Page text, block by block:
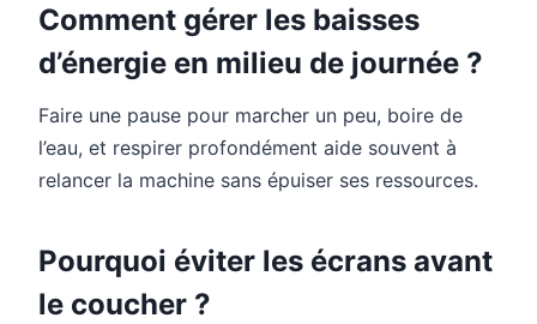
Comment gérer les baisses
d’énergie en milieu de journée ?
Faire une pause pour marcher un peu, boire de
l’eau, et respirer profondément aide souvent à
relancer la machine sans épuiser ses ressources.
Pourquoi éviter les écrans avant
le coucher ?